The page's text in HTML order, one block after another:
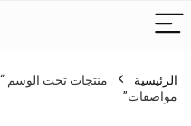
الرئيسية
مواصفات”